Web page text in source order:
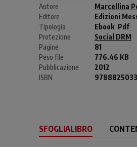
Autore
Marcellina
Editore
Edizioni
Tipologia
Ebook Pdf
Protezione
Social DRM
Pagine
81
Peso file
776.46 KB
Pubblicazione
2012
ISBN
SFOGLIALIBRO